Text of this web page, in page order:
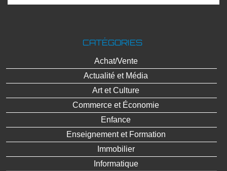
CATÉGORIES
Achat/Vente
Actualité et Média
Art et Culture
Commerce et Économie
Enfance
Enseignement et Formation
Immobilier
Informatique